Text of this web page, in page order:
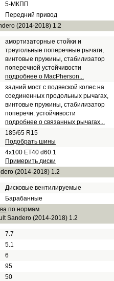
5-МКПП
Передний привод
(2014-2018) 1.2
амортизаторные стойки и
треугольные поперечные рычаги,
винтовые пружины, стабилизатор
поперечной устойчивости
подробнее о MacPherson...
задний мост с подвеской колес на
соединенных продольных рычагах,
винтовые пружины, стабилизатор
поперечн. устойчивости
подробнее о связанных рычагах...
185/65 R15
Подобрать шины
4x100 ET40 d60.1
Примерить диски
(2014-2018) 1.2
Дисковые вентилируемые
Барабанные
по нормам
Sandero (2014-2018) 1.2
7.7
5.1
6
95
50